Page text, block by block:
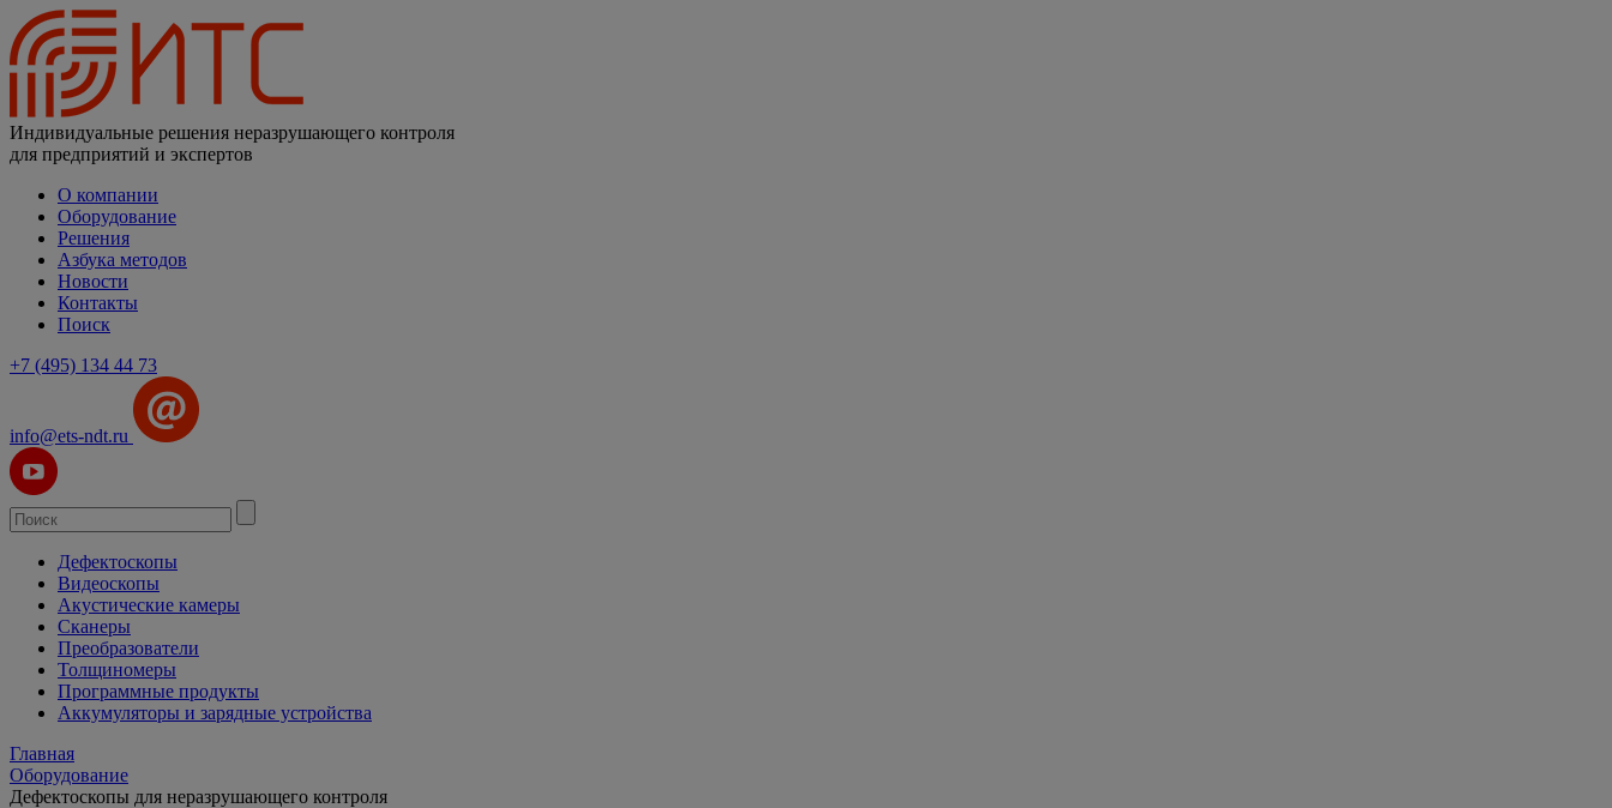
Индивидуальные решения неразрушающего контроля
для предприятий и экспертов
О компании
Оборудование
Решения
Азбука методов
Новости
Контакты
Поиск
+7 (495) 134 44 73
info@ets-ndt.ru
Дефектоскопы
Видеоскопы
Акустические камеры
Сканеры
Преобразователи
Толщиномеры
Программные продукты
Аккумуляторы и зарядные устройства
Главная
Оборудование
Дефектоскопы для неразрушающего контроля